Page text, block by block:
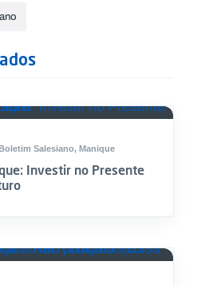
Salesiano, Manique
Investir no Presente